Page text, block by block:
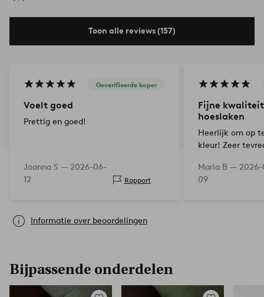
Toon alle reviews (157)
Geverifieerde koper
Voelt goed
Prettig en goed!
Joanna S — 2026-06-
12
Rapport
Fijne
hoeslaken
Heerlijk om op
kleur! Zeer
Maria B —
09
Informatie over beoordelingen
Bijpassende onderdelen